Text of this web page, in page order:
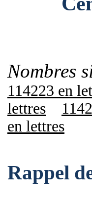
Nombres
114223 en
lettres
en lettres
Rappel